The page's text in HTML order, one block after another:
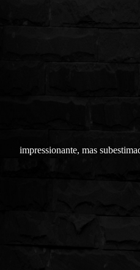
impressionante, mas